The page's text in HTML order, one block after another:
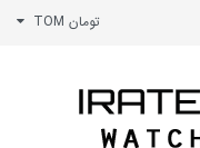
تومان TOM